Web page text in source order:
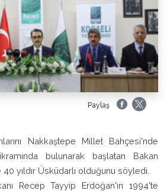
Paylaş
Nakkaştepe Millet Bahçesi'nde
bulunarak başlatan Bakan
yıldır Üsküdarlı olduğunu söyledi.
Recep Tayyip Erdoğan'ın 1994'te